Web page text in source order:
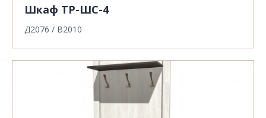
Шкаф ТР-ШС-4
Д2076 / В2010